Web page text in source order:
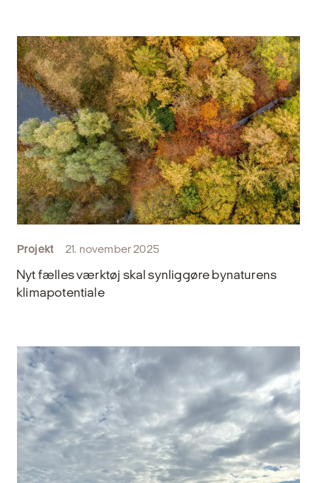
Projekt 21. november 2025
Nyt fælles værktøj skal synliggøre bynaturens
klimapotentiale